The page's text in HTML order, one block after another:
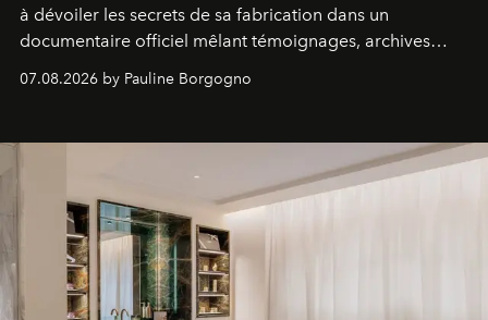
à dévoiler les secrets de sa fabrication dans un
documentaire officiel mêlant témoignages, archives
générationnel.
07.08.2026 by Pauline Borgogno